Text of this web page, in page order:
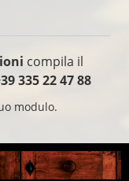
compila il
335 22 47 88
modulo.